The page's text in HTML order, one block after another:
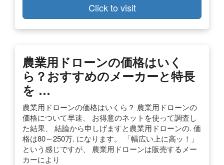
Click to visit
農業用ドローンの価格はいく
ら？おすすめのメーカーと特長
を …
農業用ドローンの価格はいくら？ 農業用ドローンの
価格について早速、 お得意のネットを使って調査し
た結果、 結論から申しげますと農業用ドローンの. 価
格は80～250万. になります。 「幅広い上に高ッ！」
という感じですが、 農業用ドローンは販売するメー
カーにより